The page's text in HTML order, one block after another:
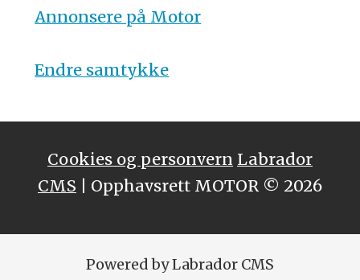
Annonsere på Motor
Endre samtykke
Cookies og personvern Labrador
CMS | Opphavsrett MOTOR © 2026
Powered by Labrador CMS